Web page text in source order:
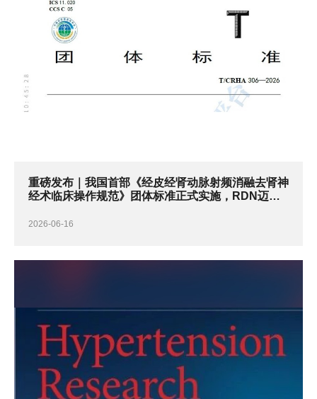
重磅发布｜我国首部《经皮经肾动脉射频消融去肾神
经术临床操作规范》团体标准正式实施，RDN迈入
2026-06-16